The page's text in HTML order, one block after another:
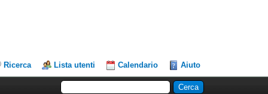
Ricerca Lista utenti Calendario Aiuto